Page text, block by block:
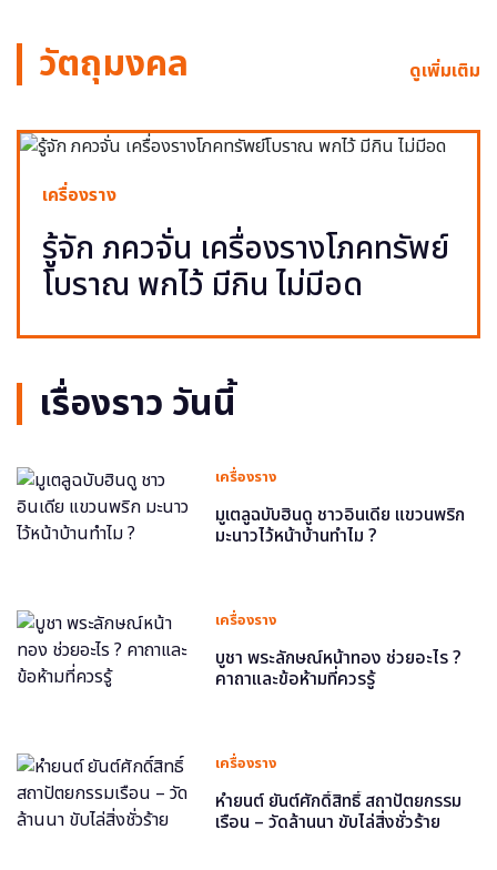
วัตถุมงคล ดูเพิ่มเติม
เครื่องราง
รู้จัก ภควจั่น เครื่องรางโภคทรัพย์
โบราณ พกไว้ มีกิน ไม่มีอด
เรื่องราว วันนี้
เครื่องราง
มูเตลูฉบับฮินดู ชาวอินเดีย แขวนพริก
มะนาวไว้หน้าบ้านทำไม ?
เครื่องราง
บูชา พระลักษณ์หน้าทอง ช่วยอะไร ?
คาถาและข้อห้ามที่ควรรู้
เครื่องราง
หำยนต์ ยันต์ศักดิ์สิทธิ์ สถาปัตยกรรม
เรือน – วัดล้านนา ขับไล่สิ่งชั่วร้าย